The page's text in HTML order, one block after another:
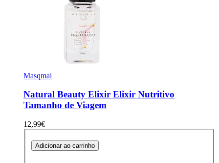
Masqmai
Natural Beauty Elixir Elixir Nutritivo
Tamanho de Viagem
12,99€
Adicionar ao carrinho